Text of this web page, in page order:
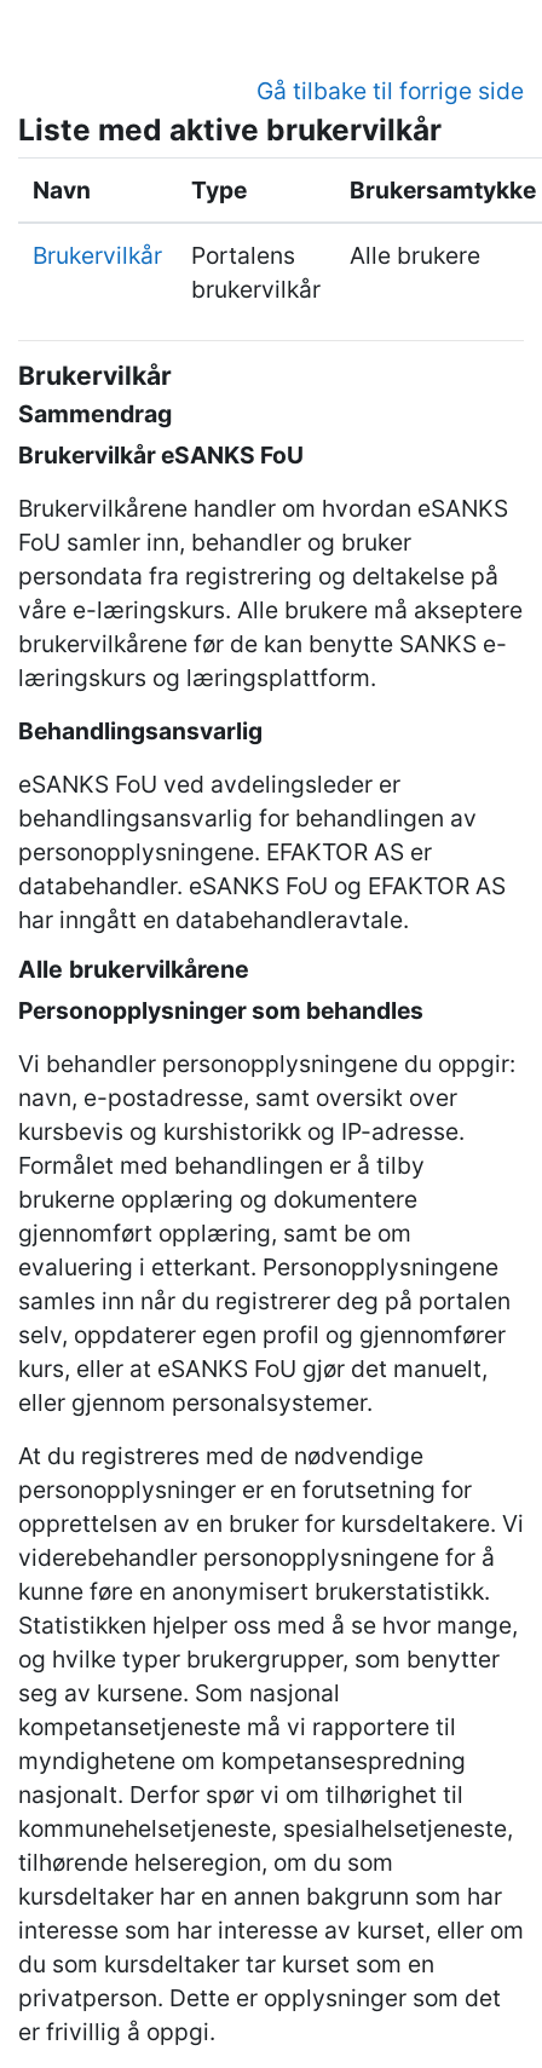
Gå tilbake til forrige side
Liste med aktive brukervilkår
Navn Type Brukersamtykke
Brukervilkår
Portalens
brukervilkår
Alle brukere
Brukervilkår
Sammendrag
Brukervilkår eSANKS FoU
Brukervilkårene handler om hvordan eSANKS
FoU samler inn, behandler og bruker
persondata fra registrering og deltakelse på
våre e-læringskurs. Alle brukere må akseptere
brukervilkårene før de kan benytte SANKS e-
læringskurs og læringsplattform.
Behandlingsansvarlig
eSANKS FoU ved avdelingsleder er
behandlingsansvarlig for behandlingen av
personopplysningene. EFAKTOR AS er
databehandler. eSANKS FoU og EFAKTOR AS
har inngått en databehandleravtale.
Alle brukervilkårene
Personopplysninger som behandles
Vi behandler personopplysningene du oppgir:
navn, e-postadresse, samt oversikt over
kursbevis og kurshistorikk og IP-adresse.
Formålet med behandlingen er å tilby
brukerne opplæring og dokumentere
gjennomført opplæring, samt be om
evaluering i etterkant. Personopplysningene
samles inn når du registrerer deg på portalen
selv, oppdaterer egen profil og gjennomfører
kurs, eller at eSANKS FoU gjør det manuelt,
eller gjennom personalsystemer.
At du registreres med de nødvendige
personopplysninger er en forutsetning for
opprettelsen av en bruker for kursdeltakere. Vi
viderebehandler personopplysningene for å
kunne føre en anonymisert brukerstatistikk.
Statistikken hjelper oss med å se hvor mange,
og hvilke typer brukergrupper, som benytter
seg av kursene. Som nasjonal
kompetansetjeneste må vi rapportere til
myndighetene om kompetansespredning
nasjonalt. Derfor spør vi om tilhørighet til
kommunehelsetjeneste, spesialhelsetjeneste,
tilhørende helseregion, om du som
kursdeltaker har en annen bakgrunn som har
interesse som har interesse av kurset, eller om
du som kursdeltaker tar kurset som en
privatperson. Dette er opplysninger som det
er frivillig å oppgi.